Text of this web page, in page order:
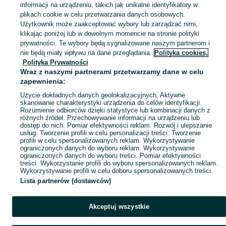
KATEGORIA
Skorzystaj z największego serwisu ogłoszeniowego - Stary Brześć i okolice! Kupuj to, czego pragniesz i sprzedawaj to, czego już nie potrzebujesz! Zobacz
Mapa kategorii
Mapa miejscowości
Mapa ministron
Popularne wyszukiwania
informacji na urządzeniu, takich jak unikalne identyfikatory w
plikach cookie w celu przetwarzania danych osobowych.
Użytkownik może zaakceptować wybory lub zarządzać nimi,
klikając poniżej lub w dowolnym momencie na stronie polityki
prywatności. Te wybory będą sygnalizowane naszym partnerom i
nie będą miały wpływu na dane przeglądania. Polityka cookies,
Polityka Prywatności
Wraz z naszymi partnerami przetwarzamy dane w celu
zapewnienia:
Użycie dokładnych danych geolokalizacyjnych. Aktywne
skanowanie charakterystyki urządzenia do celów identyfikacji.
Rozumienie odbiorców dzięki statystyce lub kombinacji danych z
różnych źródeł. Przechowywanie informacji na urządzeniu lub
dostęp do nich. Pomiar efektywności reklam. Rozwój i ulepszanie
usług. Tworzenie profili w celu personalizacji treści. Tworzenie
profili w celu spersonalizowanych reklam. Wykorzystywanie
ograniczonych danych do wyboru reklam. Wykorzystywanie
ograniczonych danych do wyboru treści. Pomiar efektywności
treści. Wykorzystanie profili do wyboru spersonalizowanych reklam.
Wykorzystywanie profili w celu doboru spersonalizowanych treści.
Lista partnerów (dostawców)
Akceptuj wszystkie